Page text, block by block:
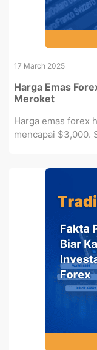
17 March 2025
Harga Emas
Meroket
Harga emas forex
mencapai $3,000.